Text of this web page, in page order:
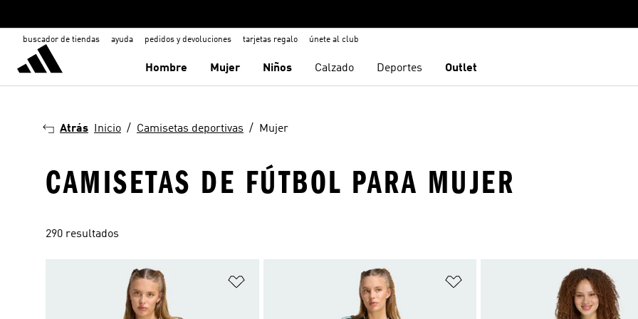
buscador de tiendas ayuda pedidos y devoluciones tarjetas regalo únete al club
Hombre Mujer Niños Calzado Deportes Outlet
Atrás Inicio Camisetas deportivas Mujer
CAMISETAS DE FÚTBOL PARA MUJER
290 resultados
Añadir a la lista de deseos Añadir a la lista de deseos